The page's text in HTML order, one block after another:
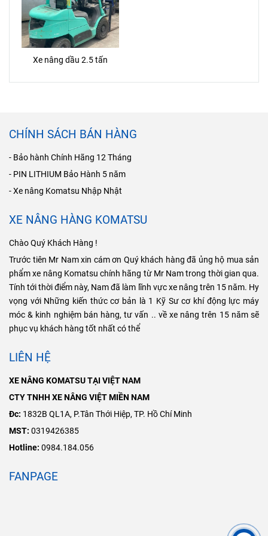
Xe nâng dầu 2.5 tấn
CHÍNH SÁCH BÁN HÀNG
- Bảo hành Chính Hãng 12 Tháng
- PIN LITHIUM Bảo Hành 5 năm
- Xe nâng Komatsu Nhập Nhật
XE NÂNG HÀNG KOMATSU
Chào Quý Khách Hàng !
Trước tiên Mr Nam xin cám ơn Quý khách hàng đã ủng hộ mua sản
phẩm xe nâng Komatsu chính hãng từ Mr Nam trong thời gian qua.
Tính tới thời điểm này, Nam đã làm lĩnh vực xe nâng trên 15 năm. Hy
vọng với Những kiến thức cơ bản là 1 Kỹ Sư cơ khí động lực máy
móc & kinh nghiệm bán hàng, tư vấn .. về xe nâng trên 15 năm sẽ
phục vụ khách hàng tốt nhất có thể
LIÊN HỆ
XE NÂNG KOMATSU TẠI VIỆT NAM
CTY TNHH XE NÂNG VIỆT MIỀN NAM
Đc: 1832B QL1A, P.Tân Thới Hiệp, TP. Hồ Chí Minh
MST: 0319426385
Hotline: 0984.184.056
FANPAGE